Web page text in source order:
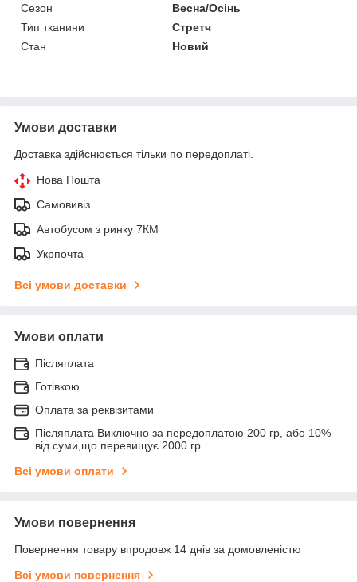
Сезон
Весна/Осінь
Тип тканини
Стретч
Стан
Новий
Умови доставки
Доставка здійснюється тільки по передоплаті.
Нова Пошта
Самовивіз
Автобусом з ринку 7КМ
Укрпочта
Всі умови доставки
Умови оплати
Післяплата
Готівкою
Оплата за реквізитами
Післяплата Виключно за передоплатою 200 гр, або 10%
від суми,що перевищує 2000 гр
Всі умови оплати
Умови повернення
Повернення товару впродовж 14 днів за домовленістю
Всі умови повернення